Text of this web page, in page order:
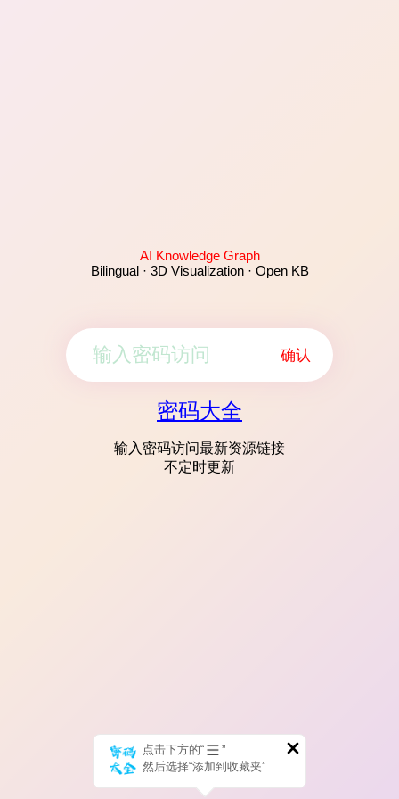
AI Knowledge Graph
Bilingual · 3D Visualization · Open KB
确认
密码大全
输入密码访问最新资源链接
不定时更新
点击下方的“
”
然后选择“添加到收藏夹”